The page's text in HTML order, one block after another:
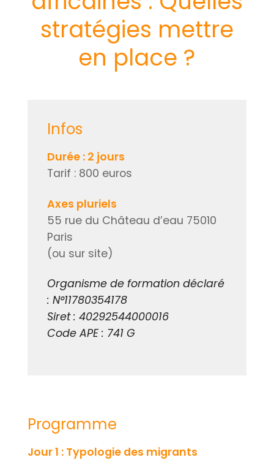
stratégies mettre
en place ?
Infos
Durée : 2 jours
Tarif : 800 euros
Axes pluriels
55 rue du Château d’eau 75010
Paris
(ou sur site)
Organisme de formation déclaré
: N°11780354178
Siret : 40292544000016
Code APE : 741 G
Programme
Jour 1 : Typologie des migrants